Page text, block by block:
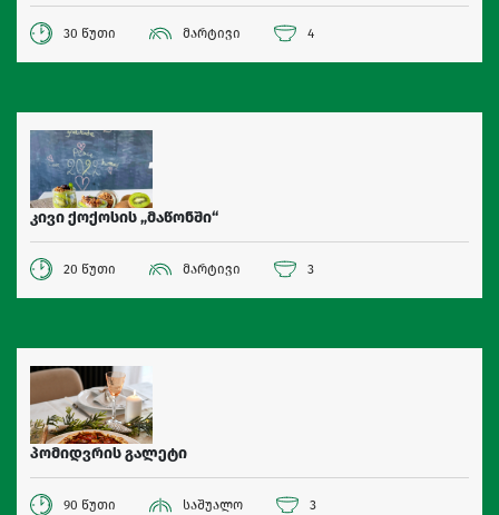
30 წუთი მარტივი 4
კივი ქოქოსის „მაწონში“
20 წუთი მარტივი 3
პომიდვრის გალეტი
90 წუთი საშუალო 3